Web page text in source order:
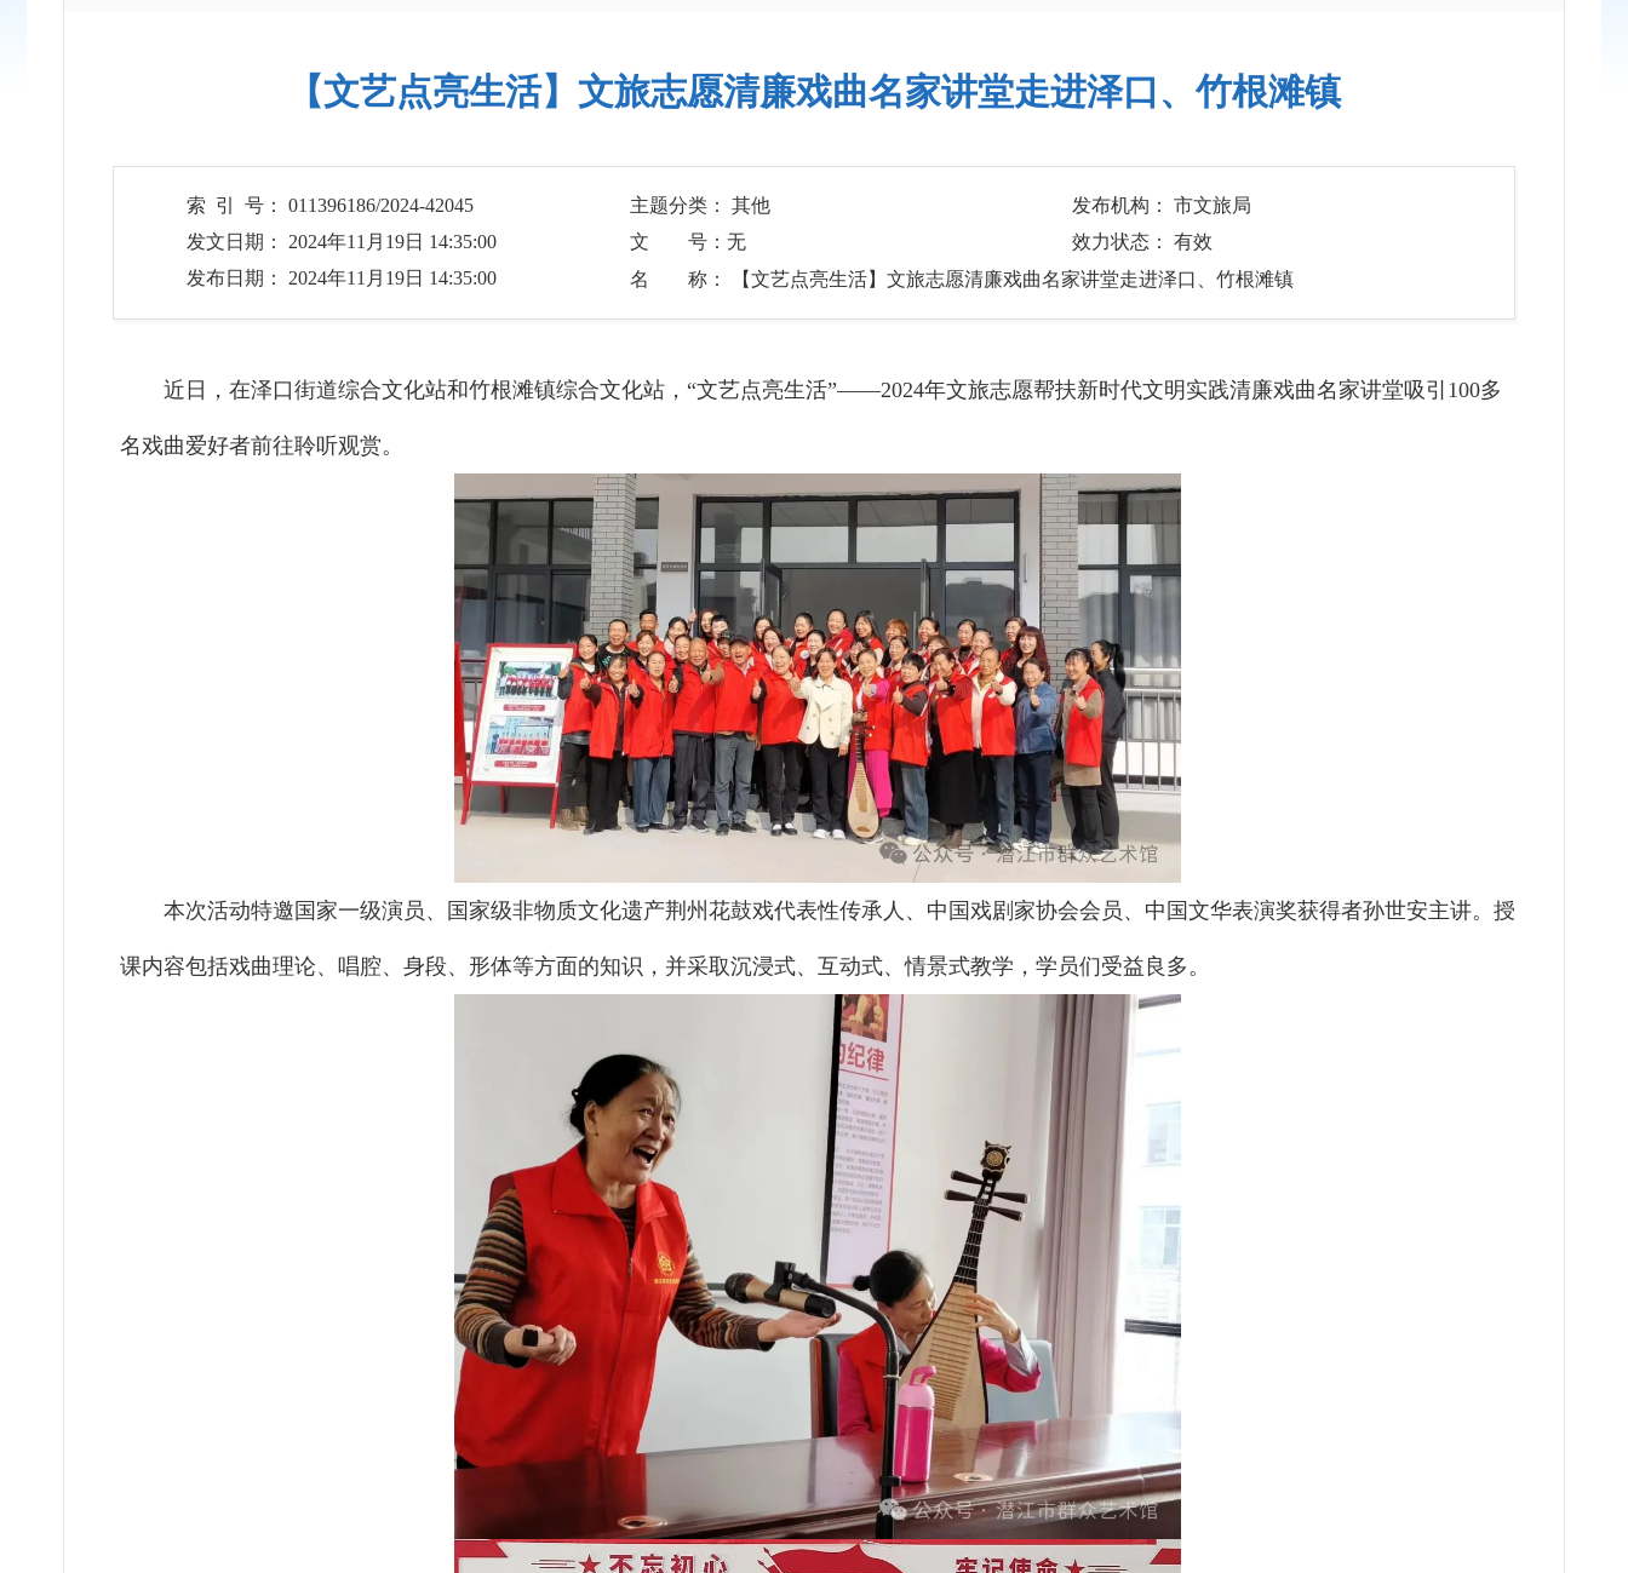
【文艺点亮生活】文旅志愿清廉戏曲名家讲堂走进泽口、竹根滩镇
索 引 号： 011396186/2024-42045 主题分类： 其他
发布机构： 市文旅局
发文日期： 2024年11月19日 14:35:00
文 号：无
效力状态： 有效
发布日期： 2024年11月19日 14:35:00
名 称： 【文艺点亮生活】文旅志愿清廉戏曲名家讲堂走进泽口、竹根滩镇
近日，在泽口街道综合文化站和竹根滩镇综合文化站，“文艺点亮生活”——2024年文旅志愿帮扶新时代文明实践清廉戏曲名家讲堂吸引100多
名戏曲爱好者前往聆听观赏。
本次活动特邀国家一级演员、国家级非物质文化遗产荆州花鼓戏代表性传承人、中国戏剧家协会会员、中国文华表演奖获得者孙世安主讲。授
课内容包括戏曲理论、唱腔、身段、形体等方面的知识，并采取沉浸式、互动式、情景式教学，学员们受益良多。